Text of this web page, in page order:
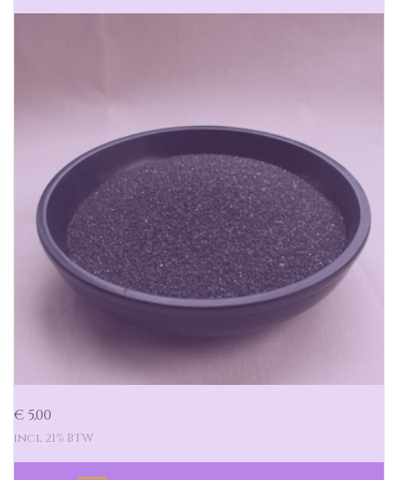
€ 5,00
incl 21% BTW